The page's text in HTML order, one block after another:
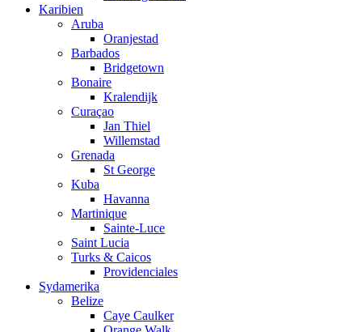
Karibien
Aruba
Oranjestad
Barbados
Bridgetown
Bonaire
Kralendijk
Curaçao
Jan Thiel
Willemstad
Grenada
St George
Kuba
Havanna
Martinique
Sainte-Luce
Saint Lucia
Turks & Caicos
Providenciales
Sydamerika
Belize
Caye Caulker